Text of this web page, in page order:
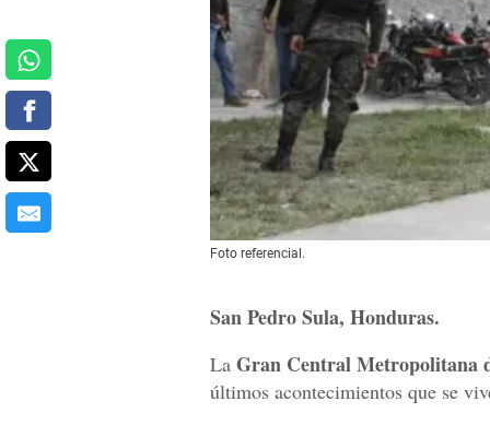
Foto referencial.
San Pedro Sula, Honduras.
La Gran Central Metropolitana
últimos acontecimientos que se